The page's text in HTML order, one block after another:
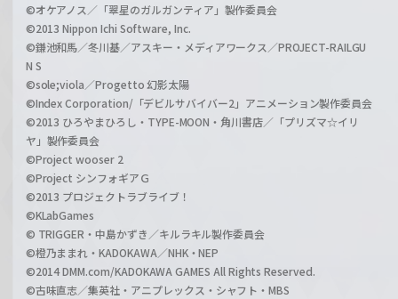
©オケアノス／「翠星のガルガンティア」製作委員会
©2013 Nippon Ichi Software, Inc.
©鎌池和馬／冬川基／アスキー・メディアワークス／PROJECT-RAILGU
N S
©sole;viola／Progetto 幻影太陽
©Index Corporation/「デビルサバイバー2」アニメーション製作委員会
©2013 ひろやまひろし・TYPE-MOON・角川書店／「プリズマ☆イリ
ヤ」製作委員会
©Project wooser 2
©Project シンフォギアＧ
©2013 プロジェクトラブライブ！
©KLabGames
© TRIGGER・中島かずき／キルラキル製作委員会
©橙乃ままれ・KADOKAWA／NHK・NEP
©2014 DMM.com/KADOKAWA GAMES All Rights Reserved.
©古味直志／集英社・アニプレックス・シャフト・MBS